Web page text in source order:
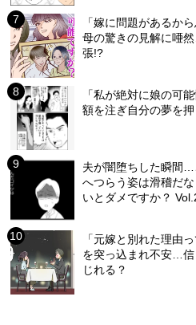
「嫁に問題があるか
母の驚きの見解に唖
張!?
「私が絶対に娘の可
額を注ぎ自分の夢を
夫が闇堕ちした瞬間
へつらう姿は滑稽だ
いとダメですか？
「元嫁と別れた理由
を突っ込まれ不安…
じれる？